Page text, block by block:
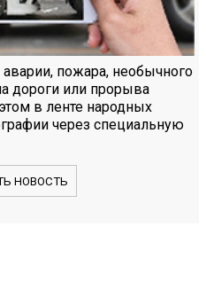
пожара, необычного
дороги или прорыва
в ленте народных
через специальную
НОВОСТЬ